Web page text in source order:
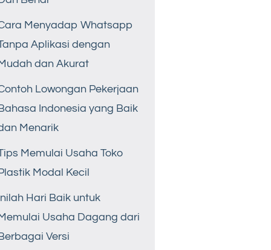
Menyadap Whatsapp
Aplikasi dengan
dan Akurat
Lowongan Pekerjaan
Indonesia yang Baik
Menarik
Memulai Usaha Toko
Modal Kecil
Hari Baik untuk
Usaha Dagang dari
Versi